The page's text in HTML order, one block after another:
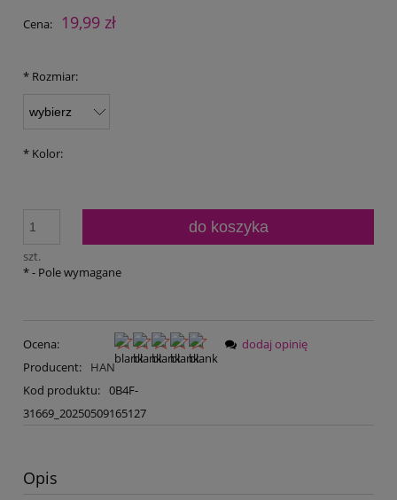
Cena: 19,99 zł
* Rozmiar:
* Kolor:
szt.
do koszyka
*- Pole wymagane
Ocena:
Producent:
HAN
Kod produktu: 0B4F-
31669_20250509165127
dodaj opinię
Opis